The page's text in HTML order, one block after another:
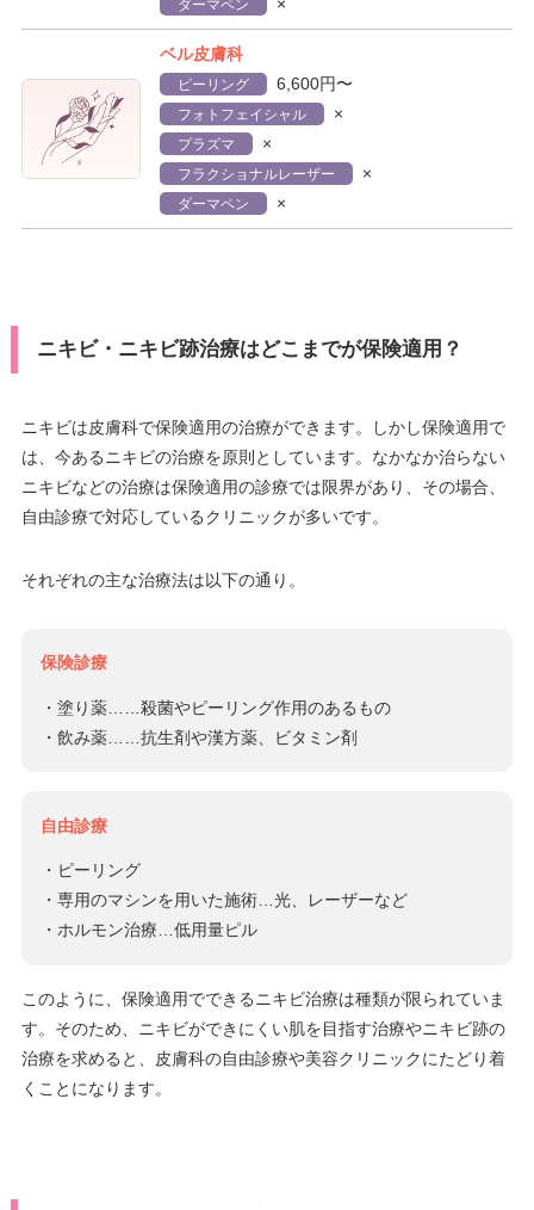
ダーマペン
ベル皮膚科
ピーリング 6,600円〜
フォトフェイシャル ×
プラズマ ×
フラクショナルレーザー ×
ダーマペン ×
ニキビ・ニキビ跡治療はどこまでが保険適用？
ニキビは皮膚科で保険適用の治療ができます。しかし保険適用で
は、今あるニキビの治療を原則としています。なかなか治らない
ニキビなどの治療は保険適用の診療では限界があり、その場合、
自由診療で対応しているクリニックが多いです。
それぞれの主な治療法は以下の通り。
保険診療
・塗り薬……殺菌やピーリング作用のあるもの
・飲み薬……抗生剤や漢方薬、ビタミン剤
自由診療
・ピーリング
・専用のマシンを用いた施術…光、レーザーなど
・ホルモン治療…低用量ピル
このように、保険適用でできるニキビ治療は種類が限られていま
す。そのため、ニキビができにくい肌を目指す治療やニキビ跡の
治療を求めると、皮膚科の自由診療や美容クリニックにたどり着
くことになります。